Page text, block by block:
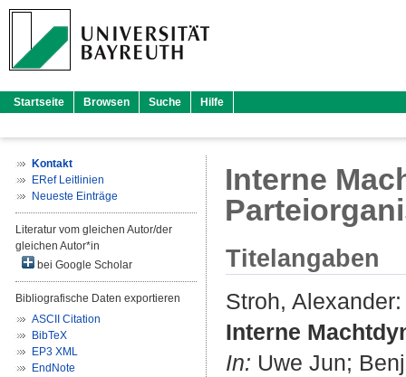
Startseite Browsen Suche Hilfe
Kontakt
ERef Leitlinien
Neueste Einträge
Literatur vom gleichen Autor/der
gleichen Autor*in
bei Google Scholar
Bibliografische Daten exportieren
ASCII Citation
BibTeX
EP3 XML
EndNote
Interne
Titelangaben
Stroh, Alexander:
Interne
In: Uwe Jun;